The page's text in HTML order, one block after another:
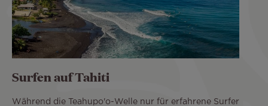
Surfen auf Tahiti
Während die Teahupo'o-Welle nur für erfahrene Surfer